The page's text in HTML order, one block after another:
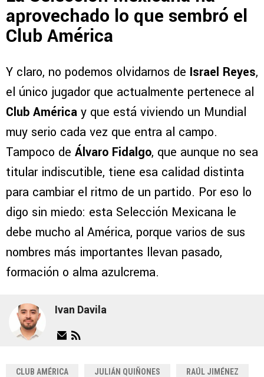
aprovechado lo que sembró el
Club América
Y claro, no podemos olvidarnos de Israel Reyes,
el único jugador que actualmente pertenece al
Club América y que está viviendo un Mundial
muy serio cada vez que entra al campo.
Tampoco de Álvaro Fidalgo, que aunque no sea
titular indiscutible, tiene esa calidad distinta
para cambiar el ritmo de un partido. Por eso lo
digo sin miedo: esta Selección Mexicana le
debe mucho al América, porque varios de sus
nombres más importantes llevan pasado,
formación o alma azulcrema.
Ivan Davila
CLUB AMÉRICA JULIÁN QUIÑONES RAÚL JIMÉNEZ